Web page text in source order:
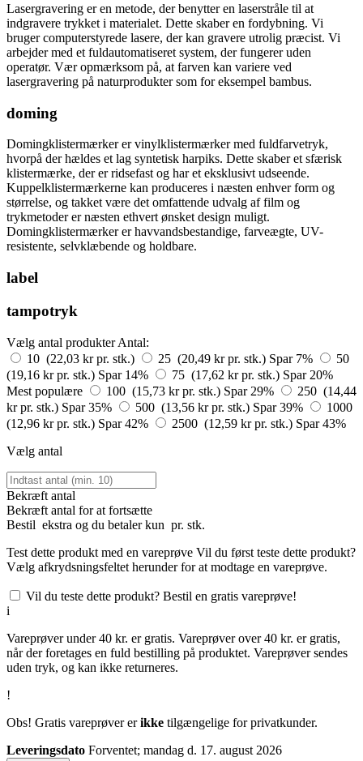
Lasergravering er en metode, der benytter en laserstråle til at
indgravere trykket i materialet. Dette skaber en fordybning. Vi
bruger computerstyrede lasere, der kan gravere utrolig præcist. Vi
arbejder med et fuldautomatiseret system, der fungerer uden
operatør. Vær opmærksom på, at farven kan variere ved
lasergravering på naturprodukter som for eksempel bambus.
doming
Domingklistermærker er vinylklistermærker med fuldfarvetryk,
hvorpå der hældes et lag syntetisk harpiks. Dette skaber et sfærisk
klistermærke, der er ridsefast og har et eksklusivt udseende.
Kuppelklistermærkerne kan produceres i næsten enhver form og
størrelse, og takket være det omfattende udvalg af film og
trykmetoder er næsten ethvert ønsket design muligt.
Domingklistermærker er havvandsbestandige, farveægte, UV-
resistente, selvklæbende og holdbare.
label
tampotryk
Vælg antal produkter Antal:
10 (22,03 kr pr. stk.)
25 (20,49 kr pr. stk.) Spar 7%
50
(19,16 kr pr. stk.) Spar 14% 75 (17,62 kr pr. stk.) Spar 20%
Mest populære
100 (15,73 kr pr. stk.) Spar 29%
250 (14,44
kr pr. stk.) Spar 35% 500 (13,56 kr pr. stk.) Spar 39%
1000
(12,96 kr pr. stk.) Spar 42% 2500 (12,59 kr pr. stk.) Spar 43%
Vælg antal
Bekræft antal
Bekræft antal for at fortsætte
Bestil ekstra og du betaler kun pr. stk.
Test dette produkt med en vareprøve Vil du først teste dette produkt?
Vælg afkrydsningsfeltet herunder for at modtage en vareprøve.
Vil du teste dette produkt? Bestil en gratis vareprøve!
i
Vareprøver under 40 kr. er gratis. Vareprøver over 40 kr. er gratis,
når der foretages en fuld bestilling på produktet. Vareprøver sendes
uden tryk, og kan ikke returneres.
!
Obs! Gratis vareprøver erikke tilgængelige for privatkunder.
Leveringsdato Forventet; mandag d. 17. august 2026